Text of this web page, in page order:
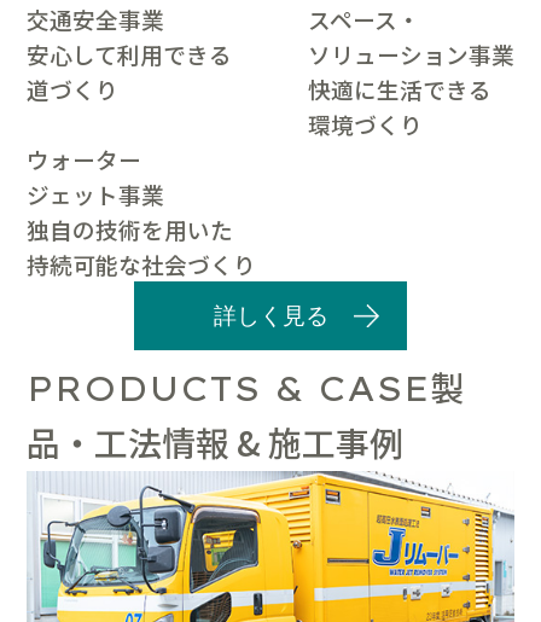
交通安全事業
安心して利用できる
道づくり
スペース・
ソリューション事業
快適に生活できる
環境づくり
ウォーター
ジェット事業
独自の技術を用いた
持続可能な社会づくり
詳しく見る
PRODUCTS & CASE製
品・工法情報 & 施工事例